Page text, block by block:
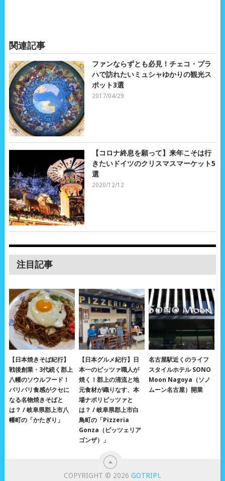
関連記事
ファンならずとも必見！チェコ・プラ
ハで訪れたいミュシャゆかりの観光ス
ポット3選
2017/04/29
【コロナ終息を願って】来年こそは行
きたいドイツのクリスマスマーケット5
選
2020/12/12
注目記事
【日本焼きそば紀行】
戦後創業・3代続く郡上
八幡のソウルフード！
パリパリ食感がクセに
なる名物焼きそばと
は？ / 岐阜県郡上市八
幡町の「かたぎり」
【日本グルメ紀行】日
本一のピッツァ職人が
焼く！郡上の清流と地
元食材が織りなす、本
場ナポリピッツァと
は？ / 岐阜県郡上市白
鳥町の「Pizzeria
Gonza（ピッツェリア
ゴンザ）」
名古屋駅近くのライフ
スタイルホテル SONO
Moon Nagoya（ソノ
ムーン名古屋）開業
COPYRIGHT © 2026GOTRIP!.